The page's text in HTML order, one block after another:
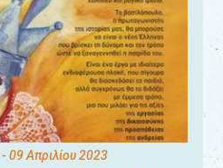
- 09 Απριλίου 2023